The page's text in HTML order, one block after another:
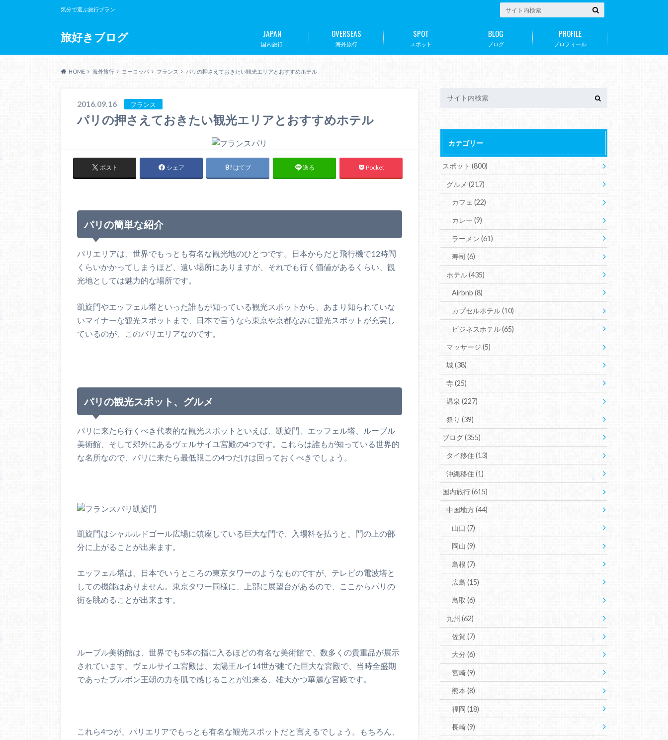
旅好きブログ
気分で選ぶ旅行プラン
国内旅行
JAPAN
海外旅行
OVERSEAS
スポット
SPOT
ブログ
BLOG
プロフィール
PROFILE
HOME 海外旅行 ヨーロッパ フランス パリの押さえておきたい観光エリアとおすすめホテル
2016.09.16 フランス
パリの押さえておきたい観光エリアとおすすめホテル
ポスト シェア はてブ 送る Pocket
パリの簡単な紹介
パリエリアは、世界でもっとも有名な観光地のひとつです。日本からだと飛行機で12時間
くらいかかってしまうほど、遠い場所にありますが、それでも行く価値があるくらい、観
光地としては魅力的な場所です。
凱旋門やエッフェル塔といった誰もが知っている観光スポットから、あまり知られていな
いマイナーな観光スポットまで、日本で言うなら東京や京都なみに観光スポットが充実し
ているのが、このパリエリアなのです。
パリの観光スポット、グルメ
パリに来たら行くべき代表的な観光スポットといえば、凱旋門、エッフェル塔、ルーブル
美術館、そして郊外にあるヴェルサイユ宮殿の4つです。これらは誰もが知っている世界的
な名所なので、パリに来たら最低限この4つだけは回っておくべきでしょう。
凱旋門はシャルルドゴール広場に鎮座している巨大な門で、入場料を払うと、門の上の部
分に上がることが出来ます。
エッフェル塔は、日本でいうところの東京タワーのようなものですが、テレビの電波塔と
しての機能はありません。東京タワー同様に、上部に展望台があるので、ここからパリの
街を眺めることが出来ます。
ルーブル美術館は、世界でも5本の指に入るほどの有名な美術館で、数多くの貴重品が展示
されています。ヴェルサイユ宮殿は、太陽王ルイ14世が建てた巨大な宮殿で、当時全盛期
であったブルボン王朝の力を肌で感じることが出来る、雄大かつ華麗な宮殿です。
これら4つが、パリエリアでもっとも有名な観光スポットだと言えるでしょう。もちろん、
カテゴリー
スポット(800)
グルメ (217)
カフェ(22)
カレー(9)
ラーメン(61)
寿司(6)
ホテル(435)
Airbnb(8)
カプセルホテル(10)
ビジネスホテル(65)
マッサージ (5)
城(38)
寺(25)
温泉 (227)
祭り (39)
ブログ(355)
タイ移住 (13)
沖縄移住 (1)
国内旅行(615)
中国地方(44)
山口(7)
岡山(9)
島根(7)
広島(15)
鳥取(6)
九州 (62)
佐賀(7)
大分(6)
宮崎(9)
熊本(8)
福岡(18)
長崎(9)